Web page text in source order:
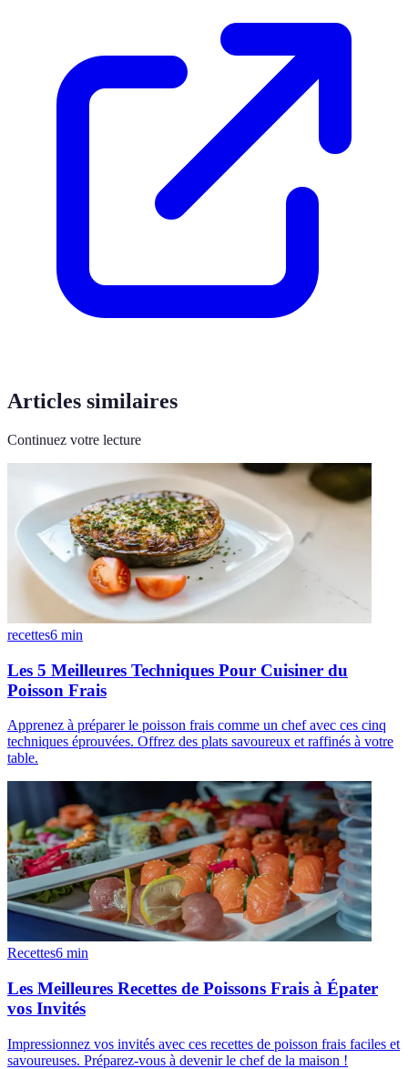
Articles similaires
Continuez votre lecture
recettes6 min
Les 5 Meilleures Techniques Pour Cuisiner du
Poisson Frais
Apprenez à préparer le poisson frais comme un chef avec ces cinq
techniques éprouvées. Offrez des plats savoureux et raffinés à votre
table.
Recettes6 min
Les Meilleures Recettes de Poissons Frais à Épater
vos Invités
Impressionnez vos invités avec ces recettes de poisson frais faciles et
savoureuses. Préparez-vous à devenir le chef de la maison !